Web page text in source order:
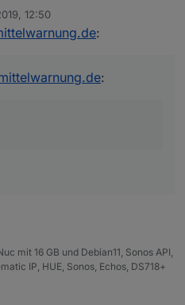
als Datenpunkt
12:50
:
:
mit 16 GB und Debian11, Sonos API,
IP, HUE, Sonos, Echos, DS718+